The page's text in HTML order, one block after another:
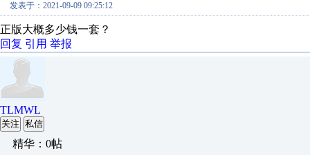
发表于：2021-09-09 09:25:12
正版大概多少钱一套？
回复 引用 举报
TLMWL
关注 私信
精华：0帖